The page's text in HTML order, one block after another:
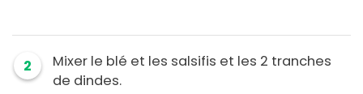
2
Mixer le blé et les salsifis et les 2 tranches
de dindes.